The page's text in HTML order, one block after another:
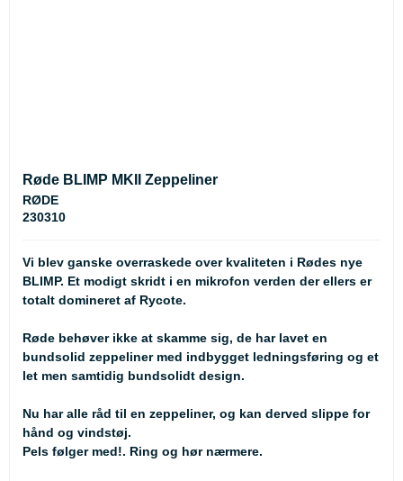
Røde BLIMP MKII Zeppeliner
RØDE
230310
Vi blev ganske overraskede over kvaliteten i Rødes nye
BLIMP. Et modigt skridt i en mikrofon verden der ellers er
totalt domineret af Rycote.
Røde behøver ikke at skamme sig, de har lavet en
bundsolid zeppeliner med indbygget ledningsføring og et
let men samtidig bundsolidt design.
Nu har alle råd til en zeppeliner, og kan derved slippe for
hånd og vindstøj.
Pels følger med!. Ring og hør nærmere.